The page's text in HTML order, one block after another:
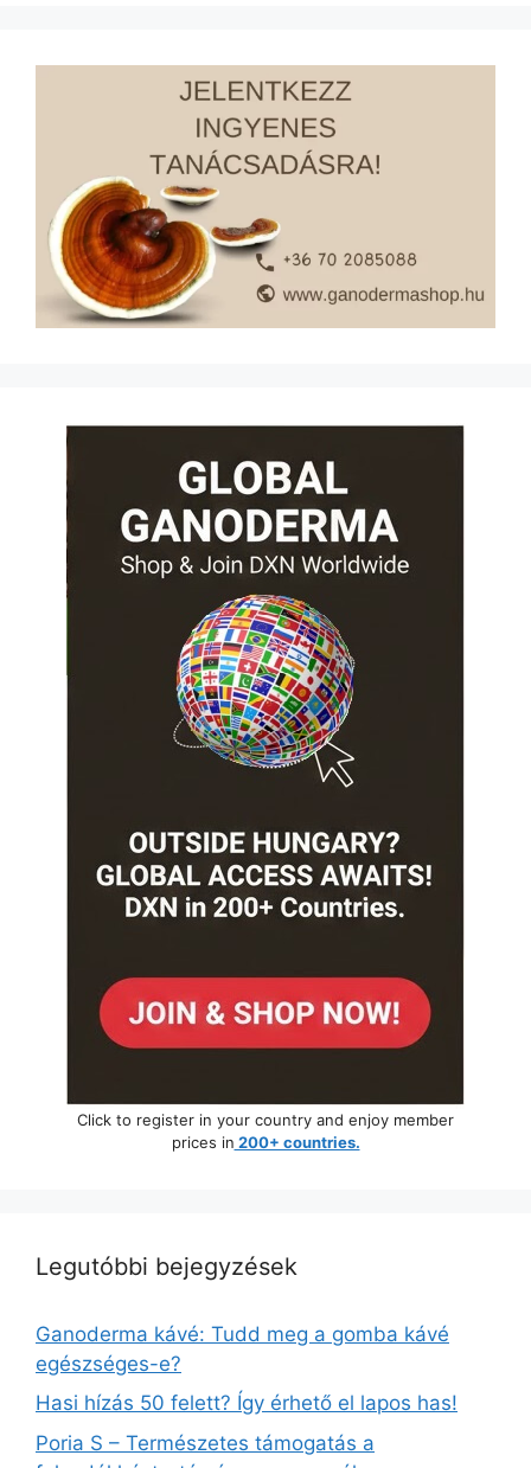
Click to register in your country and enjoy member
prices in 200+ countries.
Legutóbbi bejegyzések
Ganoderma kávé: Tudd meg a gomba kávé
egészséges-e?
Hasi hízás 50 felett? Így érhető el lapos has!
Poria S – Természetes támogatás a